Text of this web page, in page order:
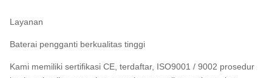
Layanan
Baterai pengganti berkualitas tinggi
Kami memiliki sertifikasi CE, terdaftar, ISO9001 / 9002 prosedur